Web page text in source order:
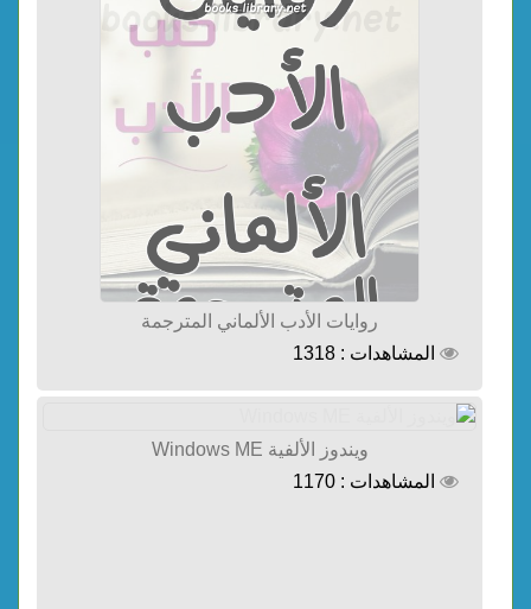
روايات الأدب الألماني المترجمة
المشاهدات : 1318
ويندوز الألفية Windows ME
المشاهدات : 1170